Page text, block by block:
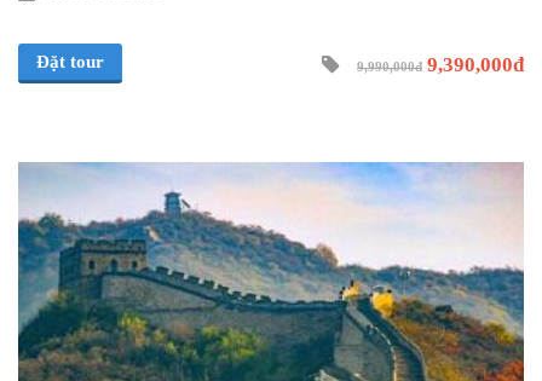
Đặt tour 9,990,000đ 9,390,000đ